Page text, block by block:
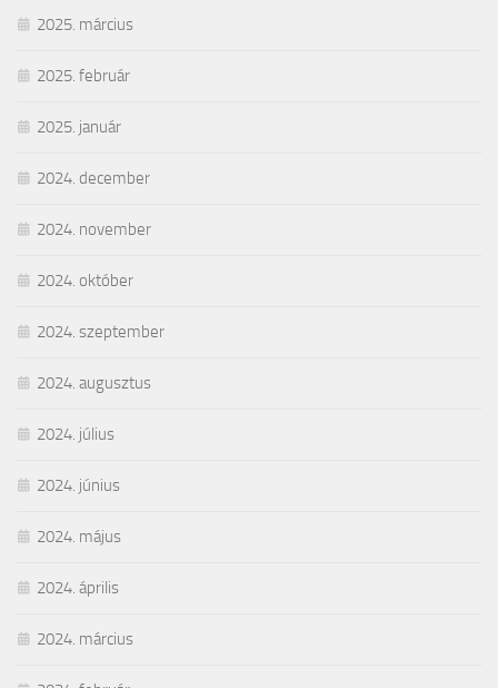
2025. március
2025. február
2025. január
2024. december
2024. november
2024. október
2024. szeptember
2024. augusztus
2024. július
2024. június
2024. május
2024. április
2024. március